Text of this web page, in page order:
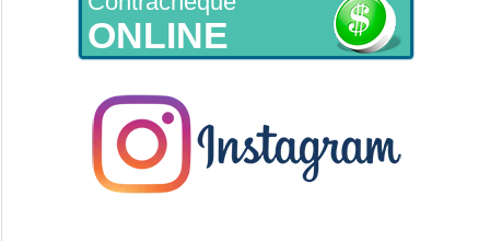
ONLINE